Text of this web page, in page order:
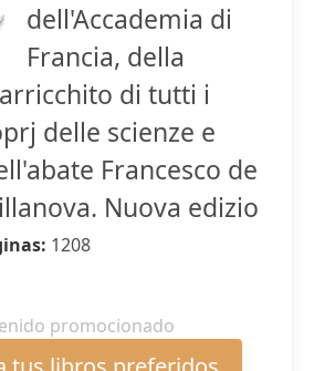
dell'Accademia di
Francia, della
di tutti i
delle scienze e
Francesco de
Nuova edizio
1208
promocionado